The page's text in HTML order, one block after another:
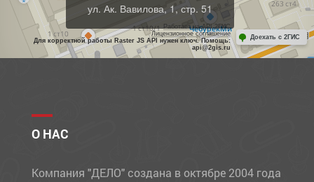
ул. Ак. Вавилова, 1, стр. 51
Работает на API 2ГИС
Лицензионное соглашение
Для корректной работы Raster JS API нужен ключ. Помощь:
api@2gis.ru
Доехать с 2ГИС
О НАС
Компания "ДЕЛО" создана в октябре 2004 года